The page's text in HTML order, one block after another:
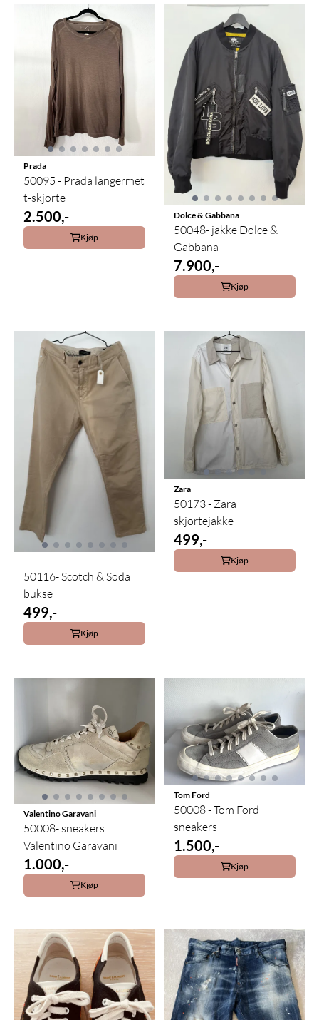
Prada
50095 - Prada langermet
t-skjorte
2.500,-
Kjøp
Dolce & Gabbana
50048- jakke Dolce &
Gabbana
7.900,-
Kjøp
50116- Scotch & Soda
bukse
499,-
Kjøp
Zara
50173 - Zara
skjortejakke
499,-
Kjøp
Valentino Garavani
50008- sneakers
Valentino Garavani
1.000,-
Kjøp
Tom Ford
50008 - Tom Ford
sneakers
1.500,-
Kjøp